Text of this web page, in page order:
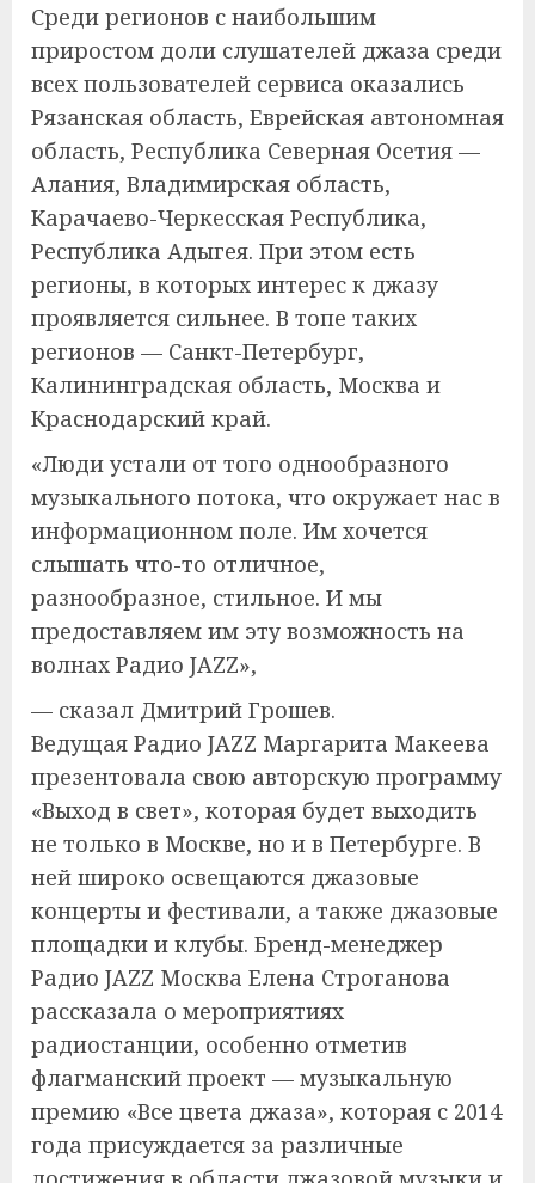
Среди регионов с наибольшим
приростом доли слушателей джаза среди
всех пользователей сервиса оказались
Рязанская область, Еврейская автономная
область, Республика Северная Осетия —
Алания, Владимирская область,
Карачаево-Черкесская Республика,
Республика Адыгея. При этом есть
регионы, в которых интерес к джазу
проявляется сильнее. В топе таких
регионов — Санкт-Петербург,
Калининградская область, Москва и
Краснодарский край.
«Люди устали от того однообразного
музыкального потока, что окружает нас в
информационном поле. Им хочется
слышать что-то отличное,
разнообразное, стильное. И мы
предоставляем им эту возможность на
волнах Радио JAZZ»,
— сказал Дмитрий Грошев.
Ведущая Радио JAZZ Маргарита Макеева
презентовала свою авторскую программу
«Выход в свет», которая будет выходить
не только в Москве, но и в Петербурге. В
ней широко освещаются джазовые
концерты и фестивали, а также джазовые
площадки и клубы. Бренд-менеджер
Радио JAZZ Москва Елена Строганова
рассказала о мероприятиях
радиостанции, особенно отметив
флагманский проект — музыкальную
премию «Все цвета джаза», которая с 2014
года присуждается за различные